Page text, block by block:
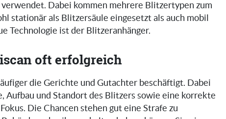
Dabei kommen mehrere Blitzertypen zum
stationär als Blitzersäule eingesetzt als auch mobil
Technologie ist der Blitzeranhänger.
oft erfolgreich
die Gerichte und Gutachter beschäftigt. Dabei
Aufbau und Standort des Blitzers sowie eine korrekte
Die Chancen stehen gut eine Strafe zu